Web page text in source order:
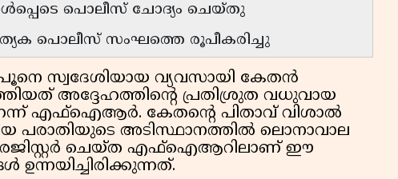
പൊലീസ് ചോദ്യം ചെയ്തു
പൊലീസ് സംഘത്തെ രൂപീകരിച്ചു
സ്വദേശിയായ വ്യവസായി കേതൻ
അദ്ദേഹത്തിന്റെ പ്രതിശ്രുത വധുവായ
എഫ്‌ഐആർ. കേതന്റെ പിതാവ് വിശാൽ
പരാതിയുടെ അടിസ്ഥാനത്തിൽ ലൊനാവാല
രജിസ്റ്റർ ചെയ്ത എഫ്‌ഐആറിലാണ് ഈ